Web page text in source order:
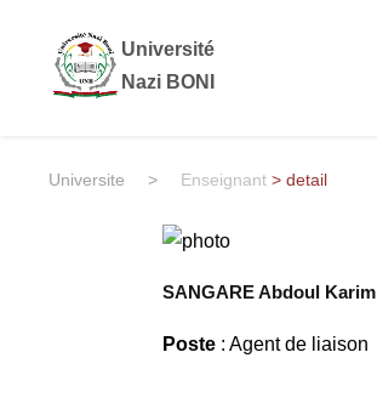
Université
Nazi BONI
Universite > Enseignant > detail
SANGARE Abdoul Karim
Poste : Agent de liaison